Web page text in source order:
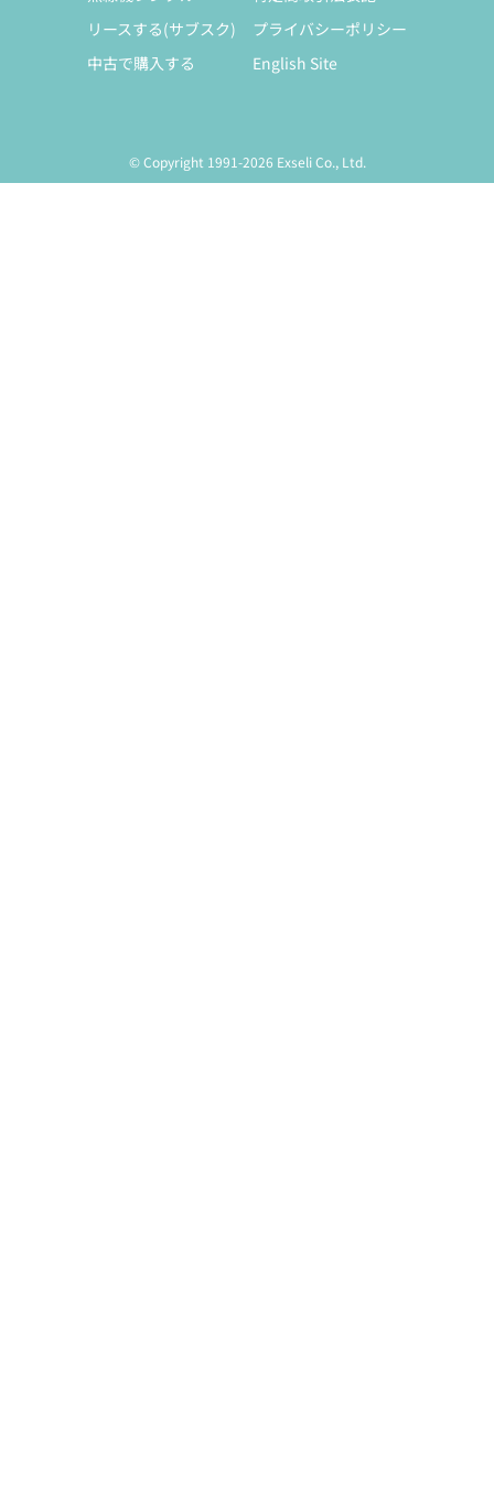
リースする(サブスク)
中古で購入する
プライバシーポリシー
English Site
© Copyright 1991-2026 Exseli Co., Ltd.